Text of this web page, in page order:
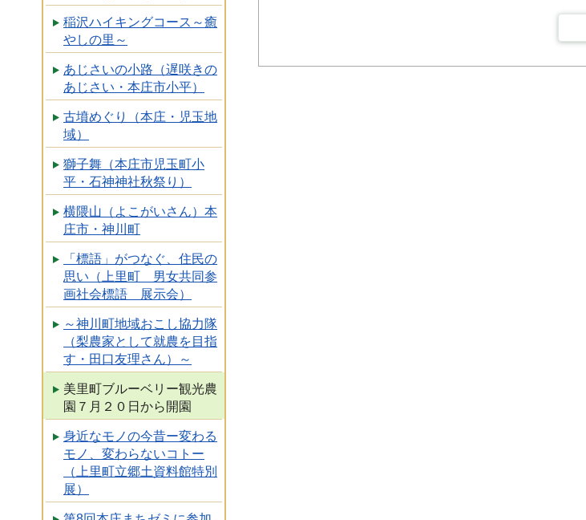
稲沢ハイキングコース～癒
やしの里～
あじさいの小路（遅咲きの
あじさい・本庄市小平）
古墳めぐり（本庄・児玉地
域）
獅子舞（本庄市児玉町小
平・石神神社秋祭り）
横隈山（よこがいさん）本
庄市・神川町
「標語」がつなぐ、住民の
思い（上里町 男女共同参
画社会標語 展示会）
～神川町地域おこし協力隊
（梨農家として就農を目指
す・田口友理さん）～
美里町ブルーベリー観光農
園７月２０日から開園
身近なモノの今昔ー変わる
モノ、変わらないコトー
（上里町立郷土資料館特別
展）